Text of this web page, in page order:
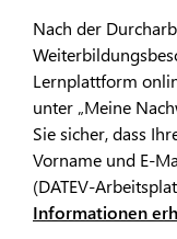
Nach der
Lernplattform
unter „Meine
Sie sicher, dass
Vorname und E-
(DATEV-
Informationen